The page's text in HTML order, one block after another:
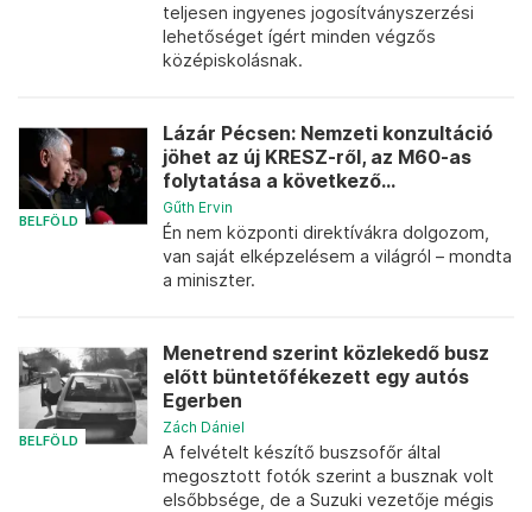
teljesen ingyenes jogosítványszerzési
lehetőséget ígért minden végzős
középiskolásnak.
BELFÖLD
Lázár Pécsen: Nemzeti konzultáció
jöhet az új KRESZ-ről, az M60-as
folytatása a következő...
Gűth Ervin
Én nem központi direktívákra dolgozom,
van saját elképzelésem a világról – mondta
a miniszter.
BELFÖLD
Menetrend szerint közlekedő busz
előtt büntetőfékezett egy autós
Egerben
Zách Dániel
A felvételt készítő buszsofőr által
megosztott fotók szerint a busznak volt
elsőbbsége, de a Suzuki vezetője mégis